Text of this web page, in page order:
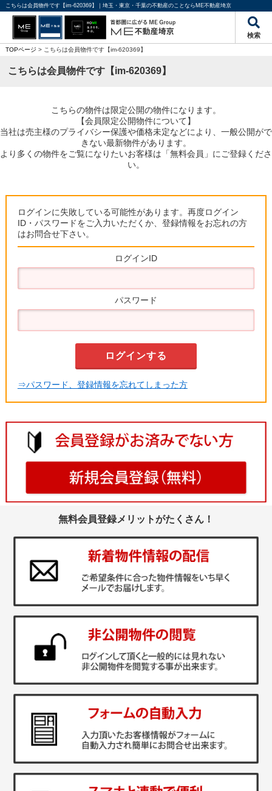
こちらは会員物件です【im-620369】｜埼玉・東京・千葉の不動産のことならME不動産埼京
検索
TOPページ > こちらは会員物件です【im-620369】
こちらは会員物件です【im-620369】
こちらの物件は限定公開の物件になります。
【会員限定公開物件について】
当社は売主様のプライバシー保護や価格未定などにより、一般公開がで
きない最新物件があります。
より多くの物件をご覧になりたいお客様は「無料会員」にご登録くださ
い。
ログインに失敗している可能性があります。再度ログイン
ID・パスワードをご入力いただくか、登録情報をお忘れの方
はお問合せ下さい。
ログインID
パスワード
⇒パスワード、登録情報を忘れてしまった方
無料会員登録メリットがたくさん！